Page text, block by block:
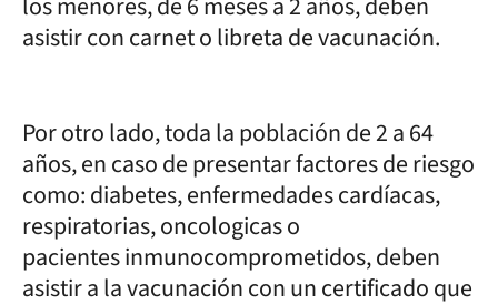
asistir con carnet o libreta de vacunación.
Por otro lado, toda la población de 2 a 64
años, en caso de presentar factores de riesgo
como: diabetes, enfermedades cardíacas,
respiratorias, oncologicas o
pacientes inmunocomprometidos, deben
asistir a la vacunación con un certificado que